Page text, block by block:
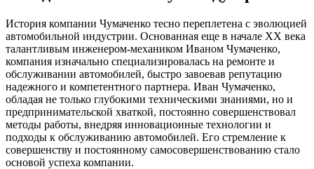
История компании Чумаченко тесно переплетена с эволюцией
автомобильной индустрии. Основанная еще в начале ХХ века
талантливым инженером-механиком Иваном Чумаченко,
компания изначально специализировалась на ремонте и
обслуживании автомобилей, быстро завоевав репутацию
надежного и компетентного партнера. Иван Чумаченко,
обладая не только глубокими техническими знаниями, но и
предпринимательской хваткой, постоянно совершенствовал
методы работы, внедряя инновационные технологии и
подходы к обслуживанию автомобилей. Его стремление к
совершенству и постоянному самосовершенствованию стало
основой успеха компании.